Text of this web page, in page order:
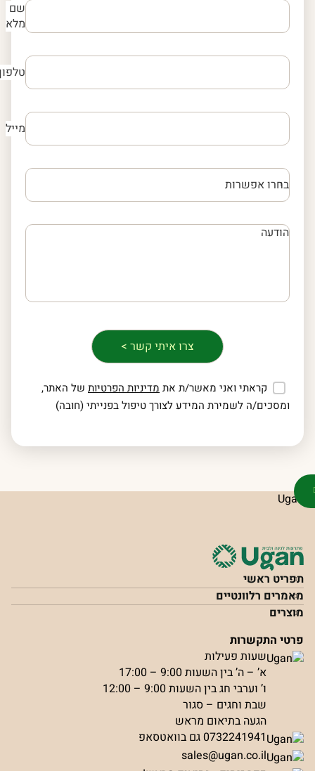
שם
מלא
טלפון
מייל
קראתי ואני מאשר/ת את מדיניות הפרטיותשל האתר,
ומסכים/ה לשמירת המידע לצורך טיפול בפנייתי (חובה)
תפריט ראשי
מאמרים רלוונטיים
מוצרים
פרטי התקשרות
שעות פעילות
א’ – ה’ בין השעות 9:00 – 17:00
ו’ וערבי חג בין השעות 9:00 – 12:00
שבת וחגים – סגור
הגעה בתיאום מראש
0732241941 גם בוואטסאפ
sales@ugan.co.il